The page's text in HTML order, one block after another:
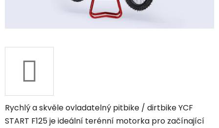
Rychlý a skvěle ovladatelný pitbike / dirtbike YCF
START F125 je ideální terénní motorka pro začínající